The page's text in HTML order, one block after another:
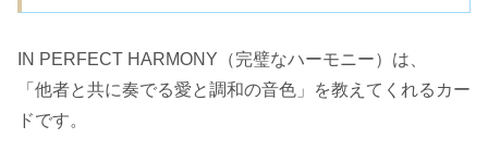
IN PERFECT HARMONY（完璧なハーモニー）は、
「他者と共に奏でる愛と調和の音色」を教えてくれるカー
ドです。